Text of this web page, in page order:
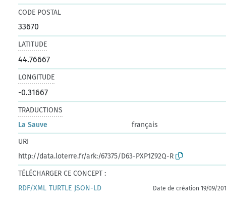
CODE POSTAL
33670
LATITUDE
44.76667
LONGITUDE
-0.31667
TRADUCTIONS
La Sauve
français
URI
http://data.loterre.fr/ark:/67375/D63-PXP1Z92Q-R
TÉLÉCHARGER CE CONCEPT :
RDF/XML TURTLE JSON-LD Date de création 19/09/